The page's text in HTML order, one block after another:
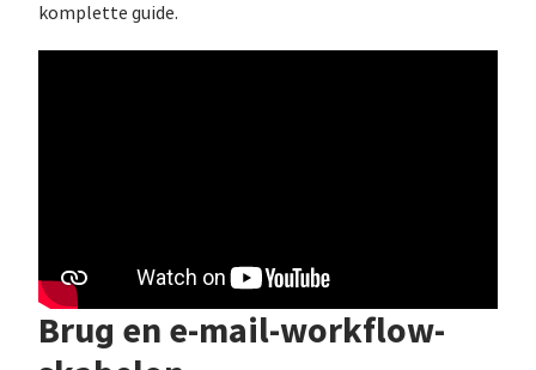
komplette guide.
Brug en e-mail-workflow-